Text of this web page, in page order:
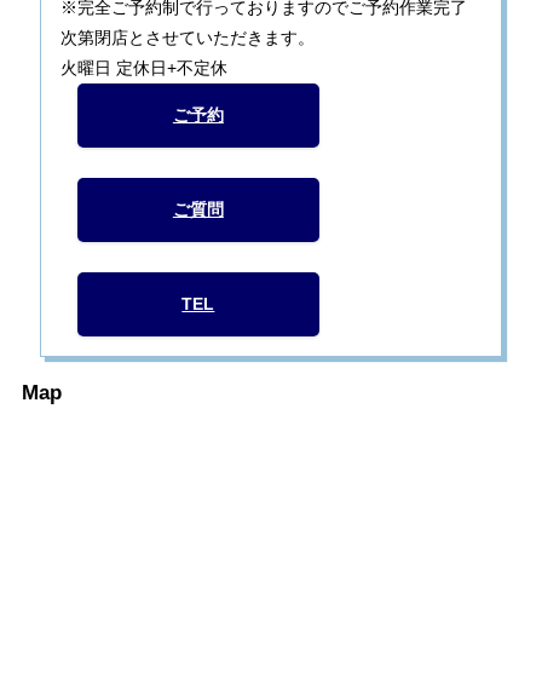
※完全ご予約制で行っておりますのでご予約作業完了
次第閉店とさせていただきます。
火曜日 定休日+不定休
ご予約
ご質問
TEL
Map